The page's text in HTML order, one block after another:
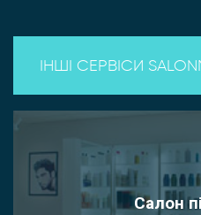
ІНШІ СЕРВІСИ
Салон